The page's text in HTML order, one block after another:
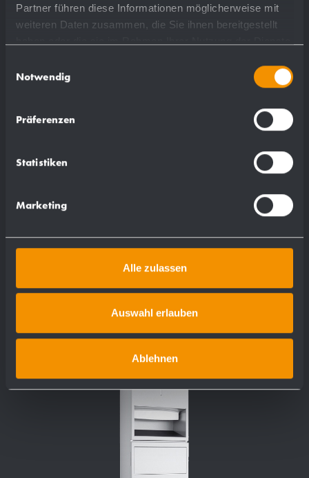
Partner führen diese Informationen möglicherweise mit
weiteren Daten zusammen, die Sie ihnen bereitgestellt
Notwendig
Präferenzen
Statistiken
Marketing
Alle zulassen
Auswahl erlauben
Ablehnen
Liquid soap dispenser WP102
show more